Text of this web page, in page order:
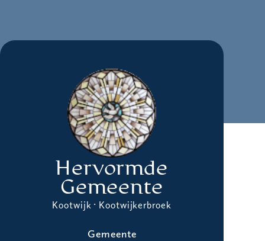
Hervormde
Gemeente
Kootwijk · Kootwijkerbroek
Gemeente